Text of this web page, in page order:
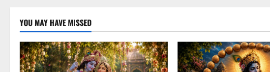
YOU MAY HAVE MISSED